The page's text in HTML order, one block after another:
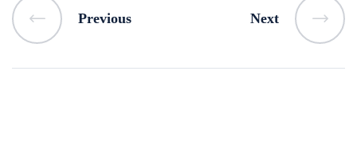
Previous Next